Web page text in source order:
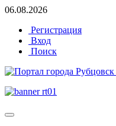
06.08.2026
Регистрация
Вход
Поиск